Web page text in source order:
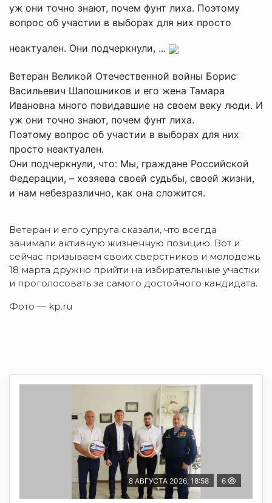
уж они точно знают, почем фунт лиха. Поэтому
вопрос об участии в выборах для них просто
неактуален. Они подчеркнули, ...
Ветеран Великой Отечественной войны Борис
Васильевич Шапошников и его жена Тамара
Ивановна много повидавшие на своем веку люди. И
уж они точно знают, почем фунт лиха.
Поэтому вопрос об участии в выборах для них
просто неактуален.
Они подчеркнули, что: Мы, граждане Российской
Федерации, – хозяева своей судьбы, своей жизни,
и нам небезразлично, как она сложится.
Ветеран и его супруга сказали, что всегда
занимали активную жизненную позицию. Вот и
сейчас призываем своих сверстников и молодежь
18 марта дружно прийти на избирательные участки
и проголосовать за самого достойного кандидата.
Фото — kp.ru
8 АВГУСТА 2026, 18:58 6